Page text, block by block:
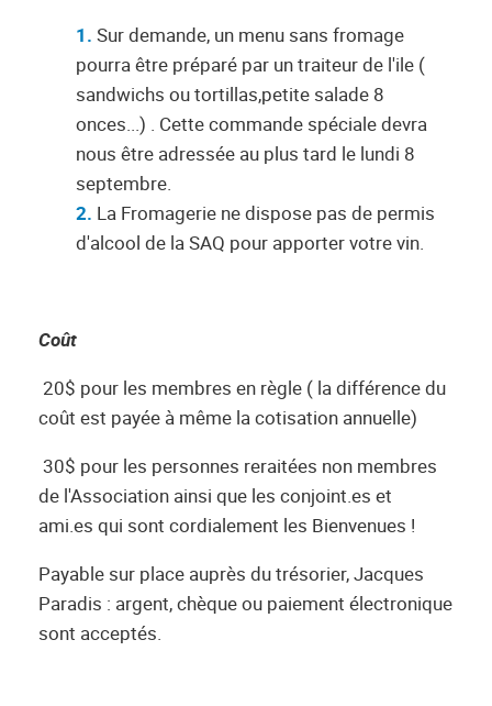
Sur demande, un menu sans fromage
pourra être préparé par un traiteur de l'ile (
sandwichs ou tortillas,petite salade 8
onces...) . Cette commande spéciale devra
nous être adressée au plus tard le lundi 8
septembre.
La Fromagerie ne dispose pas de permis
d'alcool de la SAQ pour apporter votre vin.
Coût
20$ pour les membres en règle ( la différence du
coût est payée à même la cotisation annuelle)
30$ pour les personnes reraitées non membres
de l'Association ainsi que les conjoint.es et
ami.es qui sont cordialement les Bienvenues !
Payable sur place auprès du trésorier, Jacques
Paradis : argent, chèque ou paiement électronique
sont acceptés.